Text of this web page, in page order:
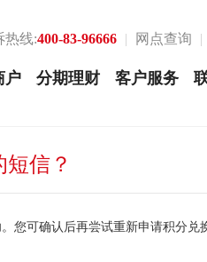
热线:400-83-96666 | 网点查询 |
户 分期理财 客户服务
信？
您可确认后再尝试重新申请积分兑